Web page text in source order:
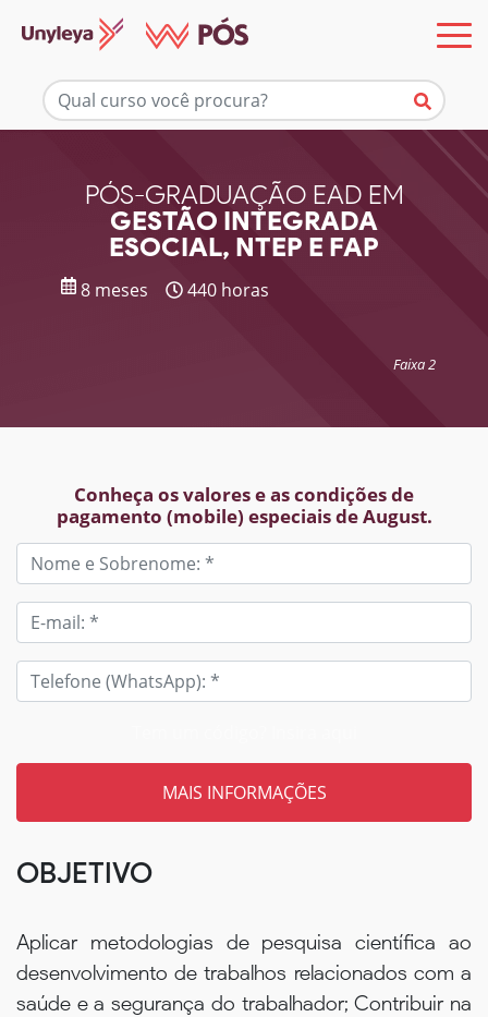
PÓS-GRADUAÇÃO EAD EM
GESTÃO INTEGRADA
ESOCIAL, NTEP E FAP
8 meses 440 horas
Faixa 2
Conheça os valores e as condições de
pagamento (mobile) especiais de August.
Mais informações
OBJETIVO
Aplicar metodologias de pesquisa científica ao
desenvolvimento de trabalhos relacionados com a
saúde e a segurança do trabalhador; Contribuir na